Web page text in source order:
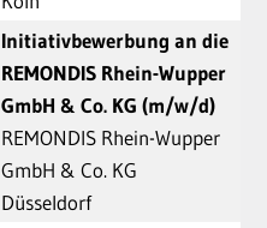
Initiativbewerbung an die
REMONDIS Rhein-Wupper
GmbH & Co. KG (m/w/d)
REMONDIS Rhein-Wupper
GmbH & Co. KG
Düsseldorf